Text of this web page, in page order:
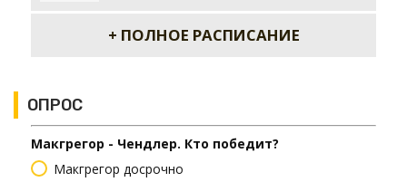
+ ПОЛНОЕ РАСПИСАНИЕ
ОПРОС
Макгрегор - Чендлер. Кто победит?
Макгрегор досрочно